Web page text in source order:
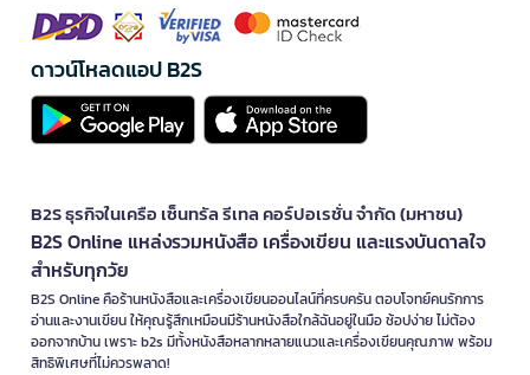
ดาวน์โหลดแอป B2S
B2S ธุรกิจในเครือ เซ็นทรัล รีเทล คอร์ปอเรชั่น จำกัด (มหาชน)
B2S Online แหล่งรวมหนังสือ เครื่องเขียน และแรงบันดาลใจ
สำหรับทุกวัย
B2S Online คือร้านหนังสือและเครื่องเขียนออนไลน์ที่ครบครัน ตอบโจทย์คนรักการ
อ่านและงานเขียน ให้คุณรู้สึกเหมือนมีร้านหนังสือใกล้ฉันอยู่ในมือ ช้อปง่าย ไม่ต้อง
ออกจากบ้าน เพราะ b2s มีทั้งหนังสือหลากหลายแนวและเครื่องเขียนคุณภาพ พร้อม
สิทธิพิเศษที่ไม่ควรพลาด!